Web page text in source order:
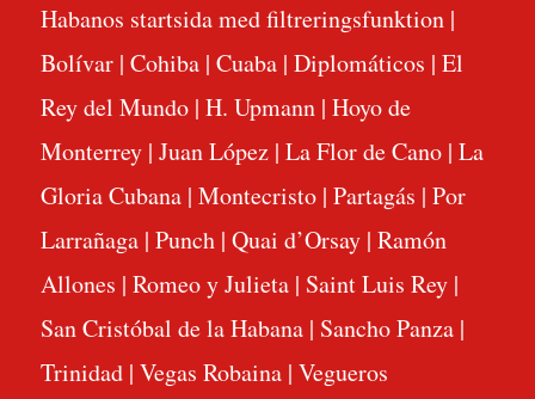
Habanos startsida med filtreringsfunktion|
Bolívar| Cohiba| Cuaba| Diplomáticos | El
Rey del Mundo| H. Upmann| Hoyo de
Monterrey| Juan López| La Flor de Cano| La
Gloria Cubana| Montecristo| Partagás | Por
Larrañaga| Punch| Quai d’Orsay| Ramón
Allones | Romeo y Julieta| Saint Luis Rey|
San Cristóbal de la Habana| Sancho Panza|
Trinidad| Vegas Robaina| Vegueros